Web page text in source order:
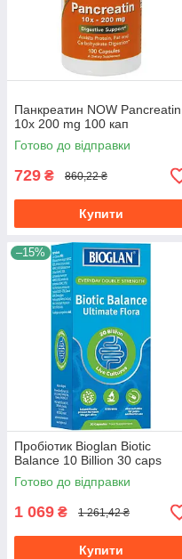
Панкреатин NOW Pancreatin
10x 200 mg 100 кап
Готово до відправки
729 ₴ 860,22 ₴
Купити
–15%
Пробіотик Bioglan Biotic
Balance 10 Billion 30 caps
Готово до відправки
1 069 ₴ 1 261,42 ₴
Купити